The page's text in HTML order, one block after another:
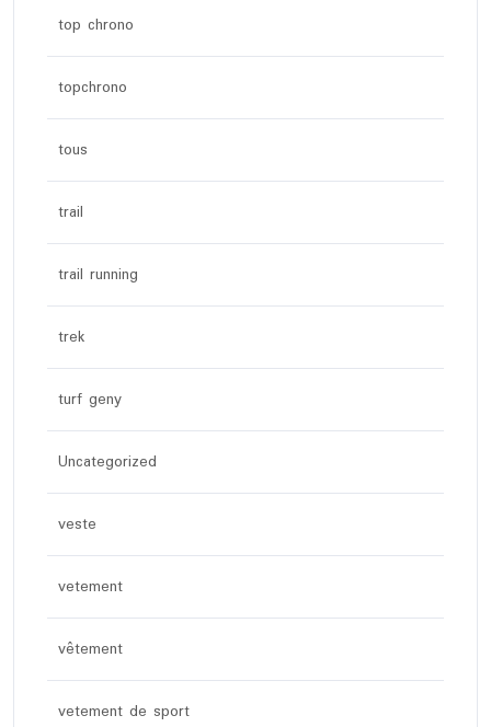
top chrono
topchrono
tous
trail
trail running
trek
turf geny
Uncategorized
veste
vetement
vêtement
vetement de sport